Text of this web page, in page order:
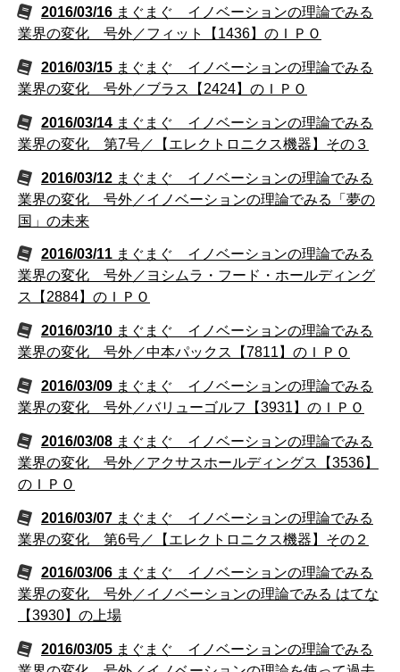
2016/03/16 まぐまぐ イノベーションの理論でみる
業界の変化 号外／フィット【1436】のＩＰＯ
2016/03/15 まぐまぐ イノベーションの理論でみる
業界の変化 号外／ブラス【2424】のＩＰＯ
2016/03/14 まぐまぐ イノベーションの理論でみる
業界の変化 第7号／【エレクトロニクス機器】その３
2016/03/12 まぐまぐ イノベーションの理論でみる
業界の変化 号外／イノベーションの理論でみる「夢の
国」の未来
2016/03/11 まぐまぐ イノベーションの理論でみる
業界の変化 号外／ヨシムラ・フード・ホールディング
ス【2884】のＩＰＯ
2016/03/10 まぐまぐ イノベーションの理論でみる
業界の変化 号外／中本パックス【7811】のＩＰＯ
2016/03/09 まぐまぐ イノベーションの理論でみる
業界の変化 号外／バリューゴルフ【3931】のＩＰＯ
2016/03/08 まぐまぐ イノベーションの理論でみる
業界の変化 号外／アクサスホールディングス【3536】
のＩＰＯ
2016/03/07 まぐまぐ イノベーションの理論でみる
業界の変化 第6号／【エレクトロニクス機器】その２
2016/03/06 まぐまぐ イノベーションの理論でみる
業界の変化 号外／イノベーションの理論でみる はてな
【3930】の上場
2016/03/05 まぐまぐ イノベーションの理論でみる